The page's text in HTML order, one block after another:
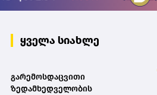
ყველა სიახლე
გარემოსდაცვითი
ზედამხედველობის